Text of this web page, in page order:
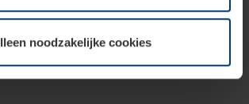
u op elk moment bij de uitleg van de
noodzakelijke cookies